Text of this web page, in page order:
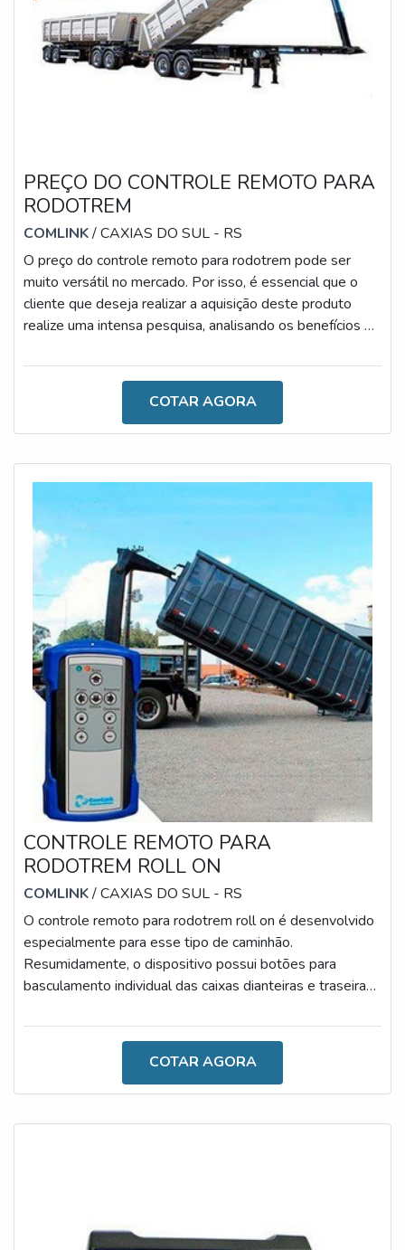
PREÇO DO CONTROLE REMOTO PARA
RODOTREM
COMLINK/ CAXIAS DO SUL - RS
O preço do controle remoto para rodotrem pode ser
muito versátil no mercado. Por isso, é essencial que o
cliente que deseja realizar a aquisição deste produto
realize uma intensa pesquisa, analisando os benefícios de
diversas vantagens às empresas e aos operadores, tais
automática das caixas de carga; Fácil manuseio; Baixo
consumo de pilhas que duram por diversos meses; Entre
COTAR AGORA
CONTROLE REMOTO PARA
RODOTREM ROLL ON
COMLINK/ CAXIAS DO SUL - RS
O controle remoto para rodotrem roll on é desenvolvido
especialmente para esse tipo de caminhão.
Resumidamente, o dispositivo possui botões para
basculamento individual das caixas dianteiras e traseiras,
alcance de até 50 metros.AS PRINCIPAIS FUNÇÕES
mobilidade e segurança, de modo que seja possível
realizar a operação à distância e observar a descarga sem
COTAR AGORA